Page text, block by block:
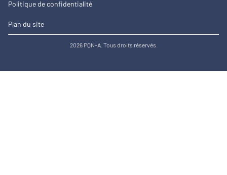
Politique de confidentialité
Plan du site
2026 PQN-A. Tous droits réservés.